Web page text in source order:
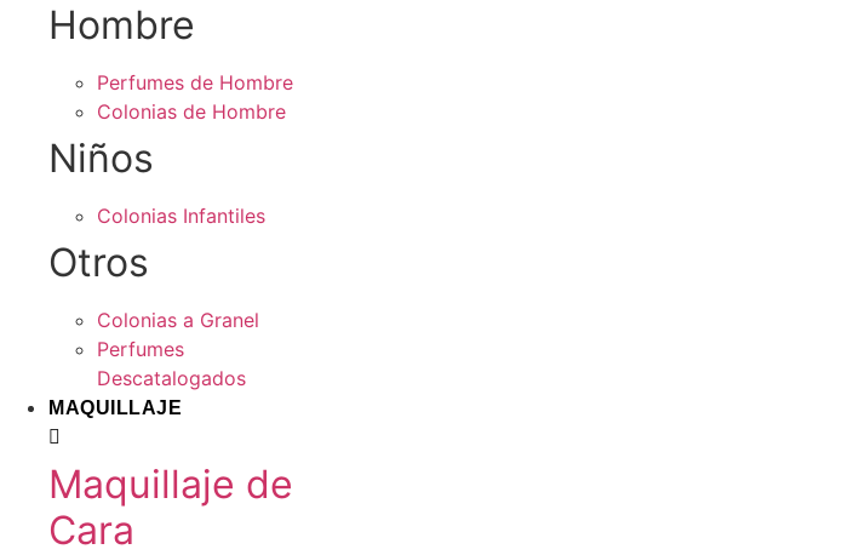
Hombre
Perfumes de Hombre
Colonias de Hombre
Niños
Colonias Infantiles
Otros
Colonias a Granel
Perfumes
Descatalogados
MAQUILLAJE
Maquillaje de
Cara